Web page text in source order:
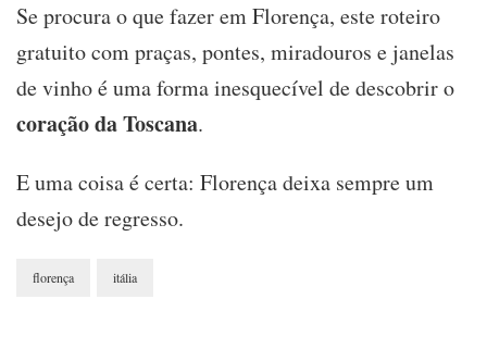
Se procura o que fazer em Florença, este roteiro
gratuito com praças, pontes, miradouros e janelas
de vinho é uma forma inesquecível de descobrir o
coração da Toscana.
E uma coisa é certa: Florença deixa sempre um
desejo de regresso.
florença itália